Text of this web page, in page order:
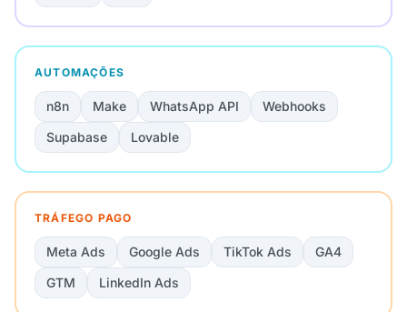
AUTOMAÇÕES
n8n Make WhatsApp API
Webhooks
Supabase
Lovable
TRÁFEGO PAGO
Meta Ads Google Ads TikTok Ads
GA4
GTM
LinkedIn Ads